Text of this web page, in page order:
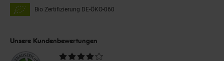
Bio Zertifizierung DE-ÖKO-060
Unsere Kundenbewertungen
Durchschnittliche